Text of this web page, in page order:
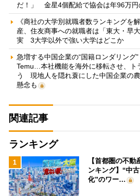
だ！」 金星4個配給で協会は年96万円
《商社の大学別就職者数ランキングを
産、住友商事への就職者は「東大・早
実 3大学以外で強い大学はどこか
急増する中国企業の“国籍ロンダリング
Temu…本社機能を海外に移転させ、ト
う 現地人を隠れ蓑にした中国企業の
懸念も
関連記事
ランキング
1
【首都圏の不
ンキング】“中
化”のワー…